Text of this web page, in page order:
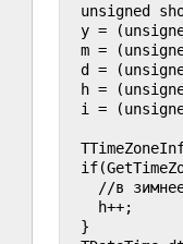
unsigned
y =
m =
d =
h =
i =
//в
    h++;
  }